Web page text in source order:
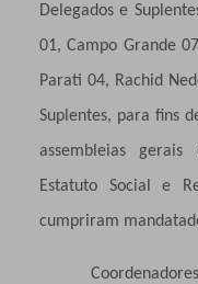
Delegados e
01, Campo Grande
Parati 04, Rachid
Suplentes, para fins
assembleias
Estatuto Social e
cumpriram